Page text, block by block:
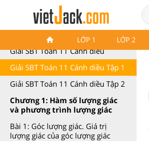
LỚP 1 LỚP 2
Sách bài tập Toán 11
Giải SBT Toán 11 Cánh diều
Giải SBT Toán 11 Cánh diều Tập 1
Giải SBT Toán 11 Cánh diều Tập 2
Chương 1: Hàm số lượng giác
và phương trình lượng giác
Bài 1: Góc lượng giác. Giá trị
lượng giác của góc lượng giác